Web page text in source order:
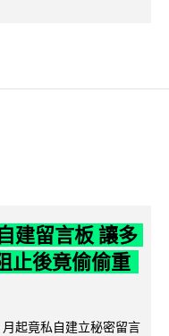
建留言板 讓多
止後竟偷偷重
起竟私自建立秘密留言